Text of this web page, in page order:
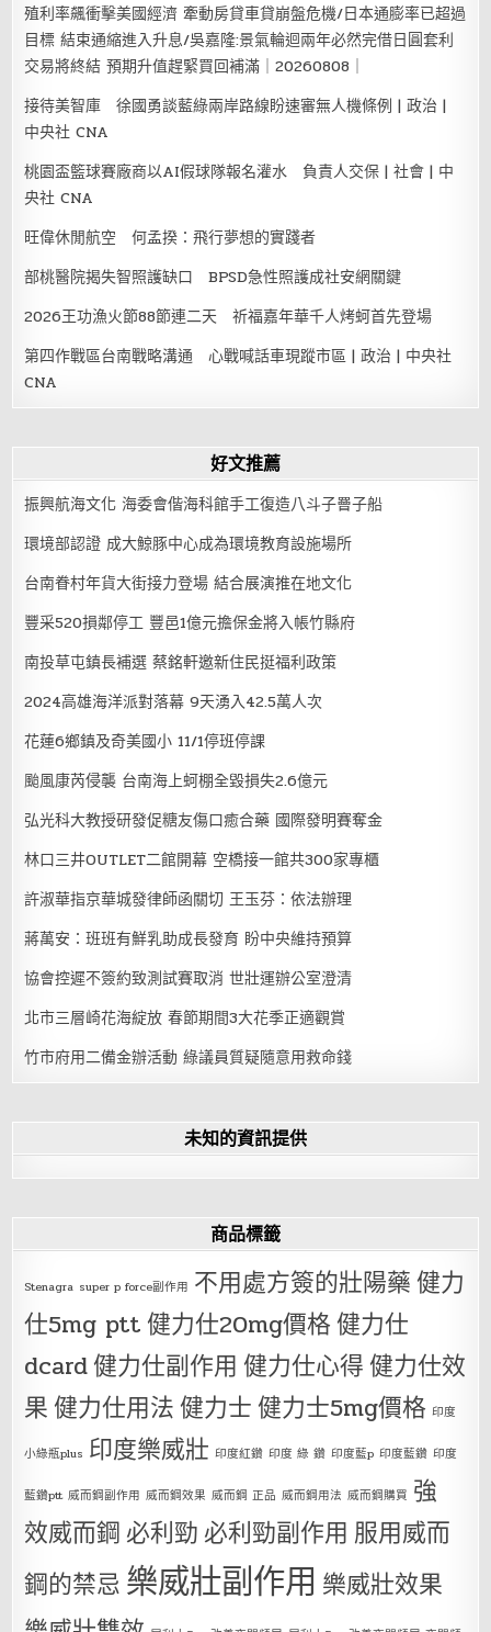
殖利率飆衝擊美國經濟 牽動房貸車貸崩盤危機/日本通膨率已超過
目標 結束通縮進入升息/吳嘉隆:景氣輪迴兩年必然完借日圓套利
交易將終結 預期升值趕緊買回補滿｜20260808｜
接待美智庫 徐國勇談藍綠兩岸路線盼速審無人機條例 | 政治 |
中央社 CNA
桃園盃籃球賽廠商以AI假球隊報名灌水 負責人交保 | 社會 | 中
央社 CNA
旺偉休閒航空 何孟揆：飛行夢想的實踐者
部桃醫院揭失智照護缺口 BPSD急性照護成社安網關鍵
2026王功漁火節88節連二天 祈福嘉年華千人烤蚵首先登場
第四作戰區台南戰略溝通 心戰喊話車現蹤市區 | 政治 | 中央社
CNA
好文推薦
振興航海文化 海委會偕海科館手工復造八斗子罾子船
環境部認證 成大鯨豚中心成為環境教育設施場所
台南眷村年貨大街接力登場 結合展演推在地文化
豐采520損鄰停工 豐邑1億元擔保金將入帳竹縣府
南投草屯鎮長補選 蔡銘軒邀新住民挺福利政策
2024高雄海洋派對落幕 9天湧入42.5萬人次
花蓮6鄉鎮及奇美國小 11/1停班停課
颱風康芮侵襲 台南海上蚵棚全毀損失2.6億元
弘光科大教授研發促糖友傷口癒合藥 國際發明賽奪金
林口三井OUTLET二館開幕 空橋接一館共300家專櫃
許淑華指京華城發律師函關切 王玉芬：依法辦理
蔣萬安：班班有鮮乳助成長發育 盼中央維持預算
協會控遲不簽約致測試賽取消 世壯運辦公室澄清
北市三層崎花海綻放 春節期間3大花季正適觀賞
竹市府用二備金辦活動 綠議員質疑隨意用救命錢
未知的資訊提供
商品標籤
Stenagra super p force副作用 不用處方簽的壯陽藥健力
仕5mg ptt健力仕20mg價格健力仕
dcard健力仕副作用 健力仕心得健力仕效
果健力仕用法健力士健力士5mg價格 印度
小綠瓶plus 印度樂威壯 印度紅鑽 印度 綠 鑽 印度藍p 印度藍鑽 印度
藍鑽ptt 威而鋼副作用 威而鋼效果 威而鋼 正品 威而鋼用法 威而鋼購買 強
效威而鋼 必利勁 必利勁副作用 服用威而
鋼的禁忌 樂威壯副作用 樂威壯效果